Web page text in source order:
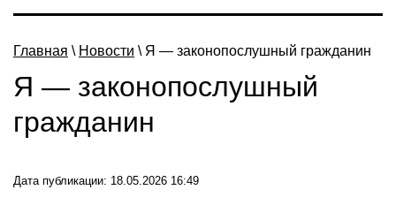
Главная \ Новости \ Я — законопослушный гражданин
Я — законопослушный
гражданин
Дата публикации: 18.05.2026 16:49